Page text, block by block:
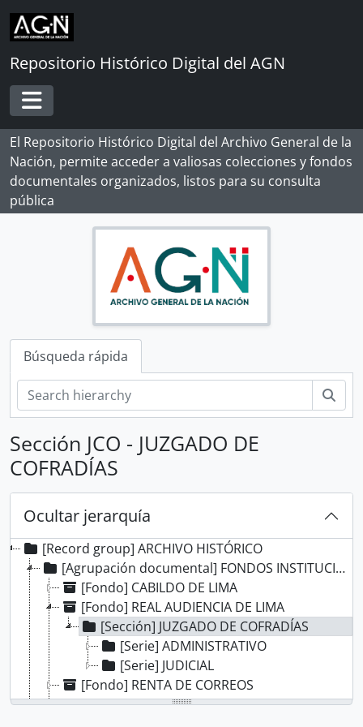
Skip to main content
Repositorio Histórico Digital del AGN
Toggle navigation
El Repositorio Histórico Digital del Archivo General de la
Nación, permite acceder a valiosas colecciones y fondos
documentales organizados, listos para su consulta
pública
Búsqueda rápida
Sección JCO - JUZGADO DE
COFRADÍAS
Ocultar jerarquía
[Record group] ARCHIVO HISTÓRICO
[Agrupación documental] FONDOS INSTITUCIONALES
[Fondo] CABILDO DE LIMA
[Fondo] REAL AUDIENCIA DE LIMA
[Sección] JUZGADO DE COFRADÍAS
[Serie] ADMINISTRATIVO
[Serie] JUDICIAL
[Fondo] RENTA DE CORREOS
[Fondo] GUERRA Y MARINA